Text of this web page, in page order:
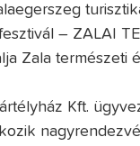
– ZALAI
Zala természeti
Kft.